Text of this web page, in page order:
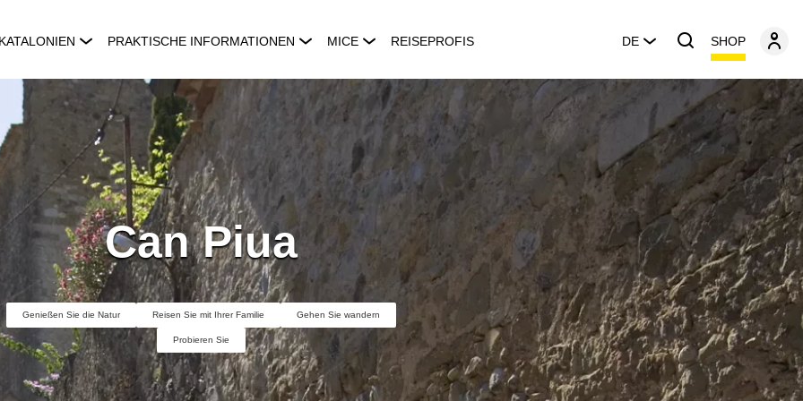
PRAKTISCHE INFORMATIONEN MICE REISEPROFIS DE SHOP
Can Piua
Genießen Sie die Natur Reisen Sie mit Ihrer Familie Gehen Sie wandern
Probieren Sie